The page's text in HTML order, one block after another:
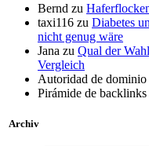
Bernd zu
taxi116 zu Diabetes
nicht genug wäre
Jana zu Qual der
Vergleich
Autoridad de dominio
Pirámide de
Archiv